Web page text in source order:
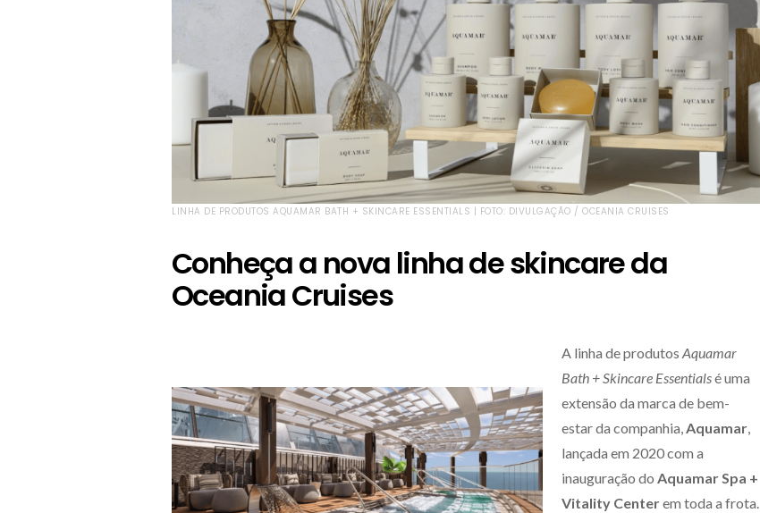
LINHA DE PRODUTOS AQUAMAR BATH + SKINCARE ESSENTIALS | FOTO: DIVULGAÇÃO / OCEANIA CRUISES
Conheça a nova linha de skincare da
Oceania Cruises
A linha de produtos Aquamar
Bath + Skincare Essentialsé uma
extensão da marca de bem-
estar da companhia,Aquamar,
lançada em 2020 com a
inauguração do Aquamar Spa +
Vitality Centerem toda a frota.